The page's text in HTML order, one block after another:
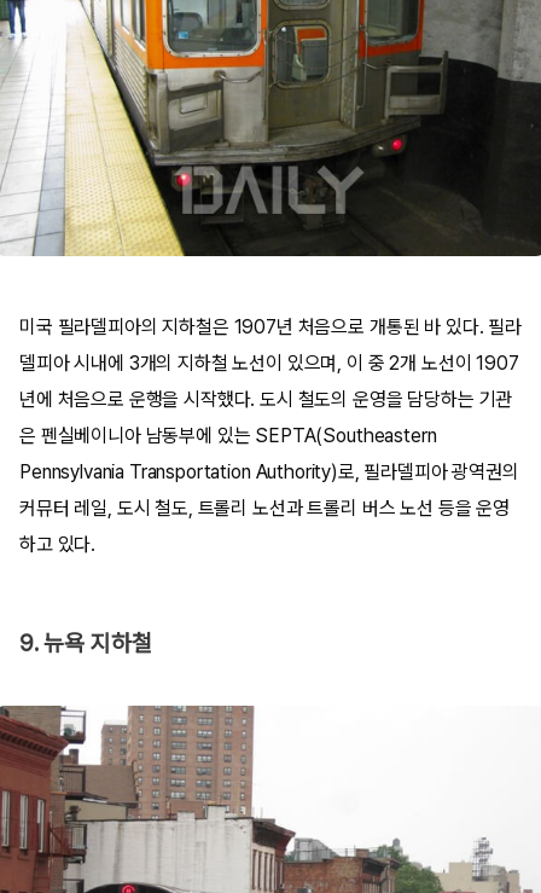
미국 필라델피아의 지하철은 1907년 처음으로 개통된 바 있다. 필라
델피아 시내에 3개의 지하철 노선이 있으며, 이 중 2개 노선이 1907
년에 처음으로 운행을 시작했다. 도시 철도의 운영을 담당하는 기관
은 펜실베이니아 남동부에 있는 SEPTA(Southeastern
Pennsylvania Transportation Authority)로, 필라델피아 광역권의
커뮤터 레일, 도시 철도, 트롤리 노선과 트롤리 버스 노선 등을 운영
하고 있다.
9. 뉴욕 지하철